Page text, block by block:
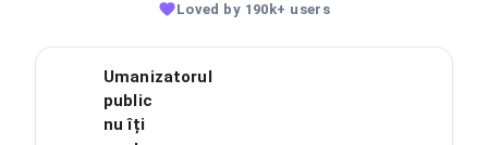
Loved by 190k+ users
Umanizatorul
public
nu îți